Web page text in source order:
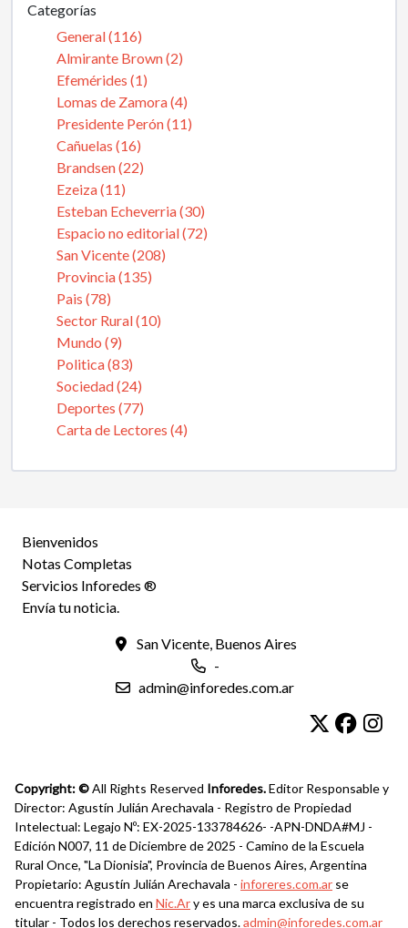
Categorías
General (116)
Almirante Brown (2)
Efemérides (1)
Lomas de Zamora (4)
Presidente Perón (11)
Cañuelas (16)
Brandsen (22)
Ezeiza (11)
Esteban Echeverria (30)
Espacio no editorial (72)
San Vicente (208)
Provincia (135)
Pais (78)
Sector Rural (10)
Mundo (9)
Politica (83)
Sociedad (24)
Deportes (77)
Carta de Lectores (4)
Bienvenidos
Notas Completas
Servicios Inforedes ®
Envía tu noticia.
San Vicente, Buenos Aires
-
admin@inforedes.com.ar
Copyright: ©All Rights Reserved Inforedes.Editor Responsable y
Director: Agustín Julián Arechavala - Registro de Propiedad
Intelectual: Legajo Nº: EX-2025-133784626- -APN-DNDA#MJ -
Edición N007, 11 de Diciembre de 2025 - Camino de la Escuela
Rural Once, "La Dionisia", Provincia de Buenos Aires, Argentina
Propietario: Agustín Julián Arechavala - inforeres.com.ar se
encuentra registrado en Nic.Ary es una marca exclusiva de su
titular - Todos los derechos reservados.admin@inforedes.com.ar